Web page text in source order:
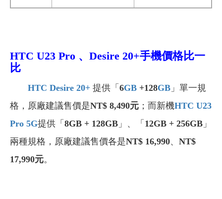
HTC U23 Pro 、Desire 20+手機價格比一
比
HTC Desire 20+ 提供「 6GB +128GB 」單一規
格，原廠建議售價是NT$ 8,490元 ；而新機HTC U23
Pro 5G提供「 8GB + 128GB 」、「 12GB + 256GB 」
兩種規格，原廠建議售價各是NT$ 16,990、 NT$
17,990元。